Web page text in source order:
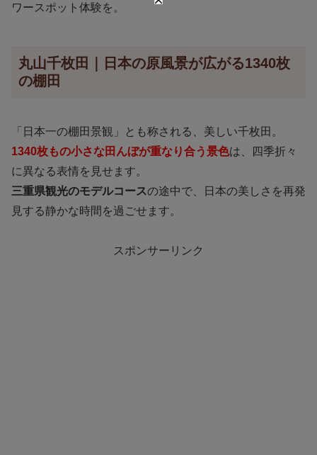
ワースポット体験を。
丸山千枚田｜日本の原風景が広がる1340枚
の棚田
「日本一の棚田景観」とも称される、美しい千枚田。
1340枚もの小さな田んぼが重なり合う景色は、四季折々
に異なる表情を見せます。
三重県観光のモデルコースの途中で、日本の美しさを再発
見する静かな時間を過ごせます。
スポンサーリンク